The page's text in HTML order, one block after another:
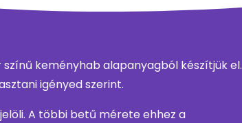
keményhab alapanyagból készítjük el.
igényed szerint.
A többi betű mérete ehhez a